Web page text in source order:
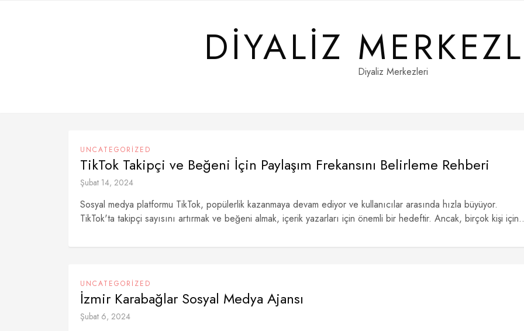
DIYALIZ Diyaliz Merkezleri
UNCATEGORIZED
TikTok Takipçi ve Beğeni İçin Paylaşım Frekansını Belirleme Rehberi
Şubat 14, 2024
Sosyal medya platformu TikTok, popülerlik kazanmaya devam ediyor ve kullanıcılar arasında hızla büyüyor.
TikTok'ta takipçi sayısını artırmak ve beğeni almak, içerik yazarları için önemli bir hedeftir. Ancak, birçok kişi
UNCATEGORIZED
İzmir Karabağlar Sosyal Medya Ajansı
Şubat 6, 2024